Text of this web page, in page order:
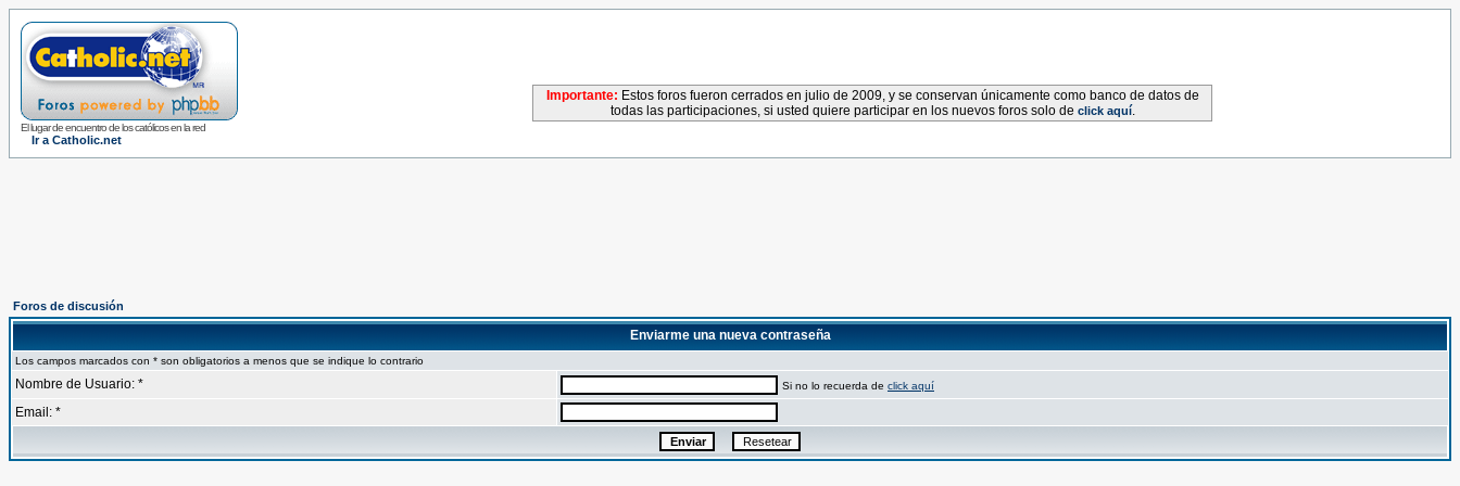
El lugar de encuentro de los católicos en la red
Ir a Catholic.net
Importante: Estos foros fueron cerrados en julio de 2009, y se conservan únicamente como banco de datos de
todas las participaciones, si usted quiere participar en los nuevos foros solo de click aquí.
Foros de discusión
Enviarme una nueva contraseña
Los campos marcados con * son obligatorios a menos que se indique lo contrario
Nombre de Usuario: * Si no lo recuerda de click aquí
Email: *